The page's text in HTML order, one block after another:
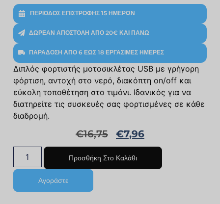
ΠΕΡΊΟΔΟΣ ΕΠΙΣΤΡΟΦΉΣ 15 ΗΜΕΡΏΝ
ΔΩΡΕΆΝ ΑΠΟΣΤΟΛΉ ΑΠΌ 20€ ΚΑΙ ΠΆΝΩ
ΠΑΡΆΔΟΣΗ ΑΠΌ 6 ΈΩΣ 18 ΕΡΓΆΣΙΜΕΣ ΗΜΈΡΕΣ
Διπλός φορτιστής μοτοσικλέτας USB με γρήγορη
φόρτιση, αντοχή στο νερό, διακόπτη on/off και
εύκολη τοποθέτηση στο τιμόνι. Ιδανικός για να
διατηρείτε τις συσκευές σας φορτισμένες σε κάθε
διαδρομή.
€16,75 €7,96
Προσθήκη Στο Καλάθι
Αγοράστε